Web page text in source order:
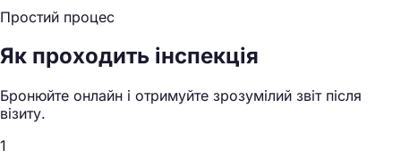
Простий процес
Як проходить інспекція
Бронюйте онлайн і отримуйте зрозумілий звіт після
візиту.
1